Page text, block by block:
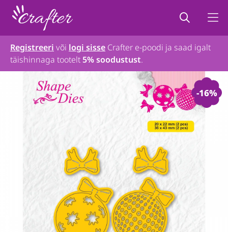
Registreeri või logi sisse Crafter e-poodi ja saad igalt
täishinnaga tootelt5% soodustust.
-16%